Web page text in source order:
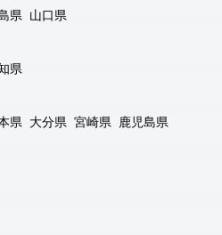
県 山口県
県
県 大分県 宮崎県 鹿児島県